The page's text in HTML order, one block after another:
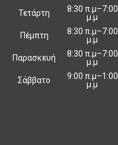
Τετάρτη
8:30 π.μ–7:00
μ.μ
Πέμπτη
8:30 π.μ–7:00
μ.μ
Παρασκευή
8:30 π.μ–7:00
μ.μ
Σάββατο
9:00 π.μ–1:00
μ.μ